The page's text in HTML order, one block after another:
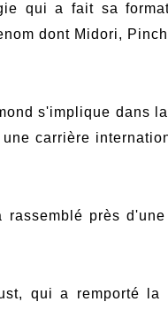
qui a fait sa
dont Midori,
s'implique dans
carrière
près
qui a remporté la